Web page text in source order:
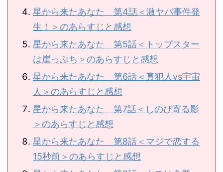
星から来たあなた 第4話＜激ヤバ事件発
生！＞のあらすじと感想
星から来たあなた 第5話＜トップスター
は崖っぷち＞のあらすじと感想
星から来たあなた 第6話＜真犯人vs宇宙
人＞のあらすじと感想
星から来たあなた 第7話＜しのび寄る影
＞のあらすじと感想
星から来たあなた 第8話＜マジで恋する
15秒前＞のあらすじと感想